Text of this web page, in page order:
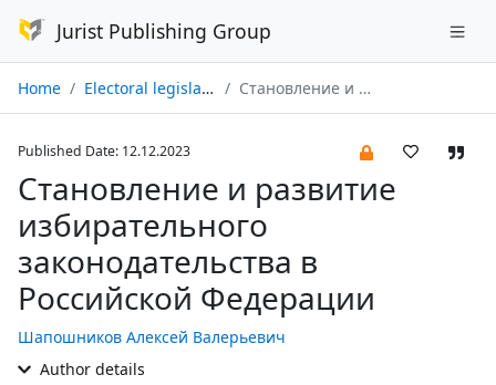
Jurist Publishing Group
Home Electoral legislation and practice № 04/2023 Становление и развитие избирательного законодательства в Российской Федерации
Published Date: 12.12.2023
Становление и развитие
избирательного
законодательства в
Российской Федерации
Шапошников Алексей Валерьевич
Author details